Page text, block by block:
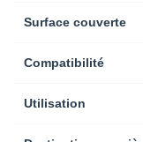
Surface couverte
Compatibilité
Utilisation